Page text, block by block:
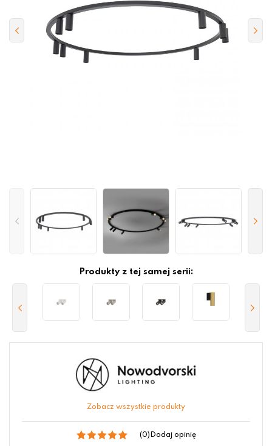
Produkty z tej samej serii:
Zobacz wszystkie produkty
(0) Dodaj opinię